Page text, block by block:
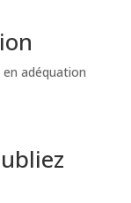
adéquation